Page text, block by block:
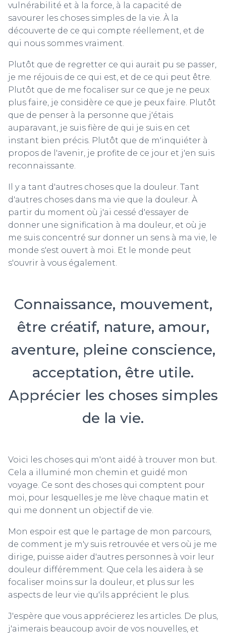
vulnérabilité et à la force, à la capacité de
savourer les choses simples de la vie. À la
découverte de ce qui compte réellement, et de
qui nous sommes vraiment.
Plutôt que de regretter ce qui aurait pu se passer,
je me réjouis de ce qui est, et de ce qui peut être.
Plutôt que de me focaliser sur ce que je ne peux
plus faire, je considère ce que je peux faire. Plutôt
que de penser à la personne que j'étais
auparavant, je suis fière de qui je suis en cet
instant bien précis. Plutôt que de m'inquiéter à
propos de l'avenir, je profite de ce jour et j'en suis
reconnaissante.
Il y a tant d'autres choses que la douleur. Tant
d'autres choses dans ma vie que la douleur. À
partir du moment où j'ai cessé d'essayer de
donner une signification à ma douleur, et où je
me suis concentré sur donner un sens à ma vie, le
monde s'est ouvert à moi. Et le monde peut
s'ouvrir à vous également.
Connaissance, mouvement,
être créatif, nature, amour,
aventure, pleine conscience,
acceptation, être utile.
Apprécier les choses simples
de la vie.
Voici les choses qui m'ont aidé à trouver mon but.
Cela a illuminé mon chemin et guidé mon
voyage. Ce sont des choses qui comptent pour
moi, pour lesquelles je me lève chaque matin et
qui me donnent un objectif de vie.
Mon espoir est que le partage de mon parcours,
de comment je m'y suis retrouvée et vers où je me
dirige, puisse aider d'autres personnes à voir leur
douleur différemment. Que cela les aidera à se
focaliser moins sur la douleur, et plus sur les
aspects de leur vie qu'ils apprécient le plus.
J'espère que vous apprécierez les articles. De plus,
j'aimerais beaucoup avoir de vos nouvelles, et